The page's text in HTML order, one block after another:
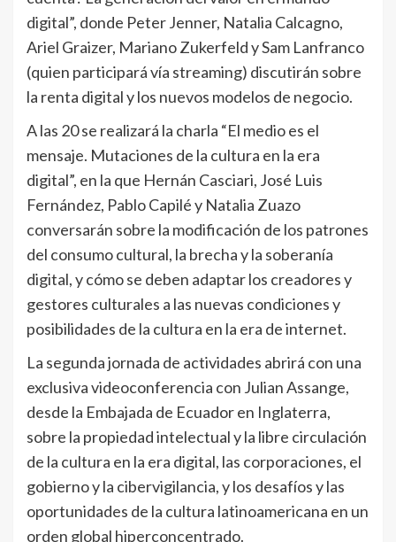
digital”, donde Peter Jenner, Natalia Calcagno,
Ariel Graizer, Mariano Zukerfeld y Sam Lanfranco
(quien participará vía streaming) discutirán sobre
la renta digital y los nuevos modelos de negocio.
A las 20 se realizará la charla “El medio es el
mensaje. Mutaciones de la cultura en la era
digital”, en la que Hernán Casciari, José Luis
Fernández, Pablo Capilé y Natalia Zuazo
conversarán sobre la modificación de los patrones
del consumo cultural, la brecha y la soberanía
digital, y cómo se deben adaptar los creadores y
gestores culturales a las nuevas condiciones y
posibilidades de la cultura en la era de internet.
La segunda jornada de actividades abrirá con una
exclusiva videoconferencia con Julian Assange,
desde la Embajada de Ecuador en Inglaterra,
sobre la propiedad intelectual y la libre circulación
de la cultura en la era digital, las corporaciones, el
gobierno y la cibervigilancia, y los desafíos y las
oportunidades de la cultura latinoamericana en un
orden global hiperconcentrado.